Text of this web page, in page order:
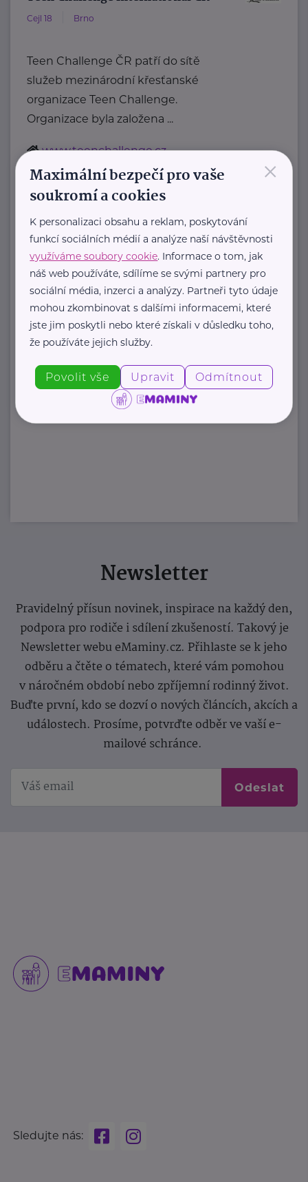
Cejl 18 Brno
Teen Challenge ČR patří do sítě
služeb mezinárodní křesťanské
organizace Teen Challenge.
Organizace byla založena ...
www.teenchallenge.cz
+420 775 556 634
marsalova@teenchallenge.cz
Zobrazit přehled společností
Newsletter
Pravidelný přísun novinek, inspirace na každý den,
podpora pro rodiče i sdílení zkušeností. Takový je
Newsletter webu eMaminy.cz. Přihlaste se k jeho
odběru a čtěte o tématech, které vám pomohou
v náročném období nebo zpříjemní rodinný život.
Buďte první, kdo se dozví o nových článcích, akcích a
událostech. Prosíme, potvrďte odběr ve vaší e-
mailové schránce.
Odeslat
Sledujte nás:
×
Maximální bezpečí pro vaše
soukromí a cookies
K personalizaci obsahu a reklam, poskytování
funkcí sociálních médií a analýze naší návštěvnosti
využíváme soubory cookie. Informace o tom, jak
náš web používáte, sdílíme se svými partnery pro
sociální média, inzerci a analýzy. Partneři tyto údaje
mohou zkombinovat s dalšími informacemi, které
jste jim poskytli nebo které získali v důsledku toho,
že používáte jejich služby.
Povolit vše Upravit Odmítnout